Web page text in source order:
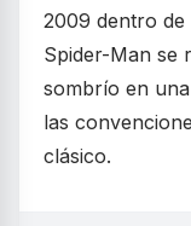
2009 dentro
Spider-Man se
sombrío en
las
clásico.